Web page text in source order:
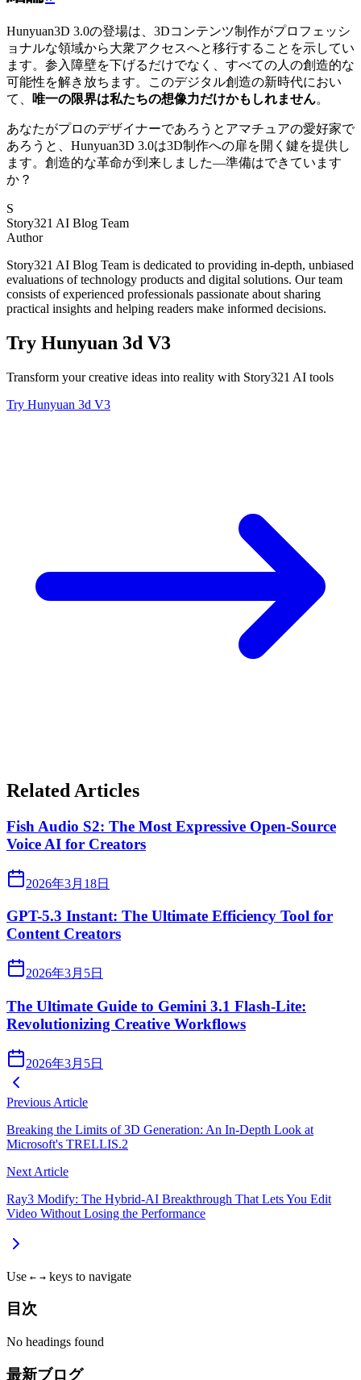
Hunyuan3D 3.0の登場は、3Dコンテンツ制作がプロフェッシ
ョナルな領域から大衆アクセスへと移行することを示してい
ます。参入障壁を下げるだけでなく、すべての人の創造的な
可能性を解き放ちます。このデジタル創造の新時代におい
て、
唯一の限界は私たちの想像力だけかもしれません。
あなたがプロのデザイナーであろうとアマチュアの愛好家で
あろうと、Hunyuan3D 3.0は3D制作への扉を開く鍵を提供し
ます。創造的な革命が到来しました—準備はできています
か？
S
Story321 AI Blog Team
Author
Story321 AI Blog Team is dedicated to providing in-depth, unbiased
evaluations of technology products and digital solutions. Our team
consists of experienced professionals passionate about sharing
practical insights and helping readers make informed decisions.
Try Hunyuan 3d V3
Transform your creative ideas into reality with Story321 AI tools
Try Hunyuan 3d V3
Related Articles
Fish Audio S2: The Most Expressive Open-Source
Voice AI for Creators
2026年3月18日
GPT-5.3 Instant: The Ultimate Efficiency Tool for
Content Creators
2026年3月5日
The Ultimate Guide to Gemini 3.1 Flash-Lite:
Revolutionizing Creative Workflows
2026年3月5日
Previous Article
Breaking the Limits of 3D Generation: An In-Depth Look at
Microsoft's TRELLIS.2
Next Article
Ray3 Modify: The Hybrid-AI Breakthrough That Lets You Edit
Video Without Losing the Performance
Use ← → keys to navigate
目次
No headings found
最新ブログ